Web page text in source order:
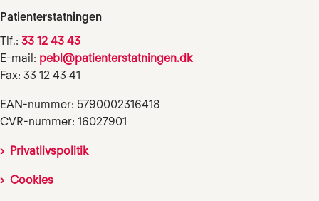
Patienterstatningen
Tlf.: 33 12 43 43
E-mail: pebl@patienterstatningen.dk
Fax: 33 12 43 41
EAN-nummer: 5790002316418
CVR-nummer: 16027901
Privatlivspolitik
Cookies